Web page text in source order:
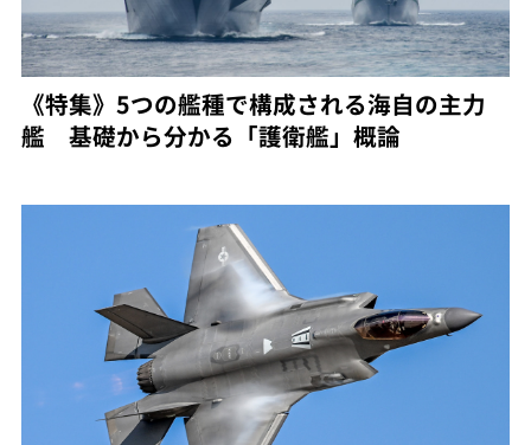
《特集》5つの艦種で構成される海自の主力
艦 基礎から分かる「護衛艦」概論